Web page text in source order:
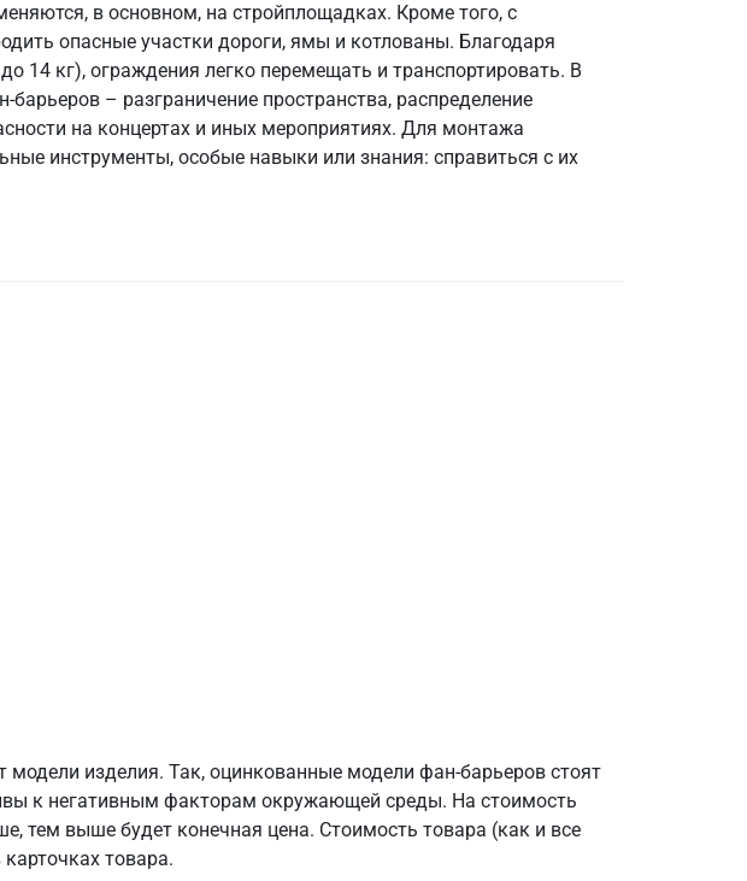
в основном, на стройплощадках. Кроме того, с
опасные участки дороги, ямы и котлованы. Благодаря
14 кг), ограждения легко перемещать и транспортировать. В
– разграничение пространства, распределение
на концертах и иных мероприятиях. Для монтажа
инструменты, особые навыки или знания: справиться с их
изделия. Так, оцинкованные модели фан-барьеров стоят
к негативным факторам окружающей среды. На стоимость
тем выше будет конечная цена. Стоимость товара (как и все
товара.